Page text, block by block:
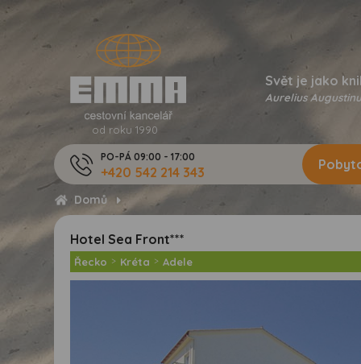
od roku 1990
Svět je jako
Aurelius
PO-PÁ 09:00 - 17:00
+420 542 214 343
Domů
Hotel Sea Front***
Řecko > Kréta > Adele